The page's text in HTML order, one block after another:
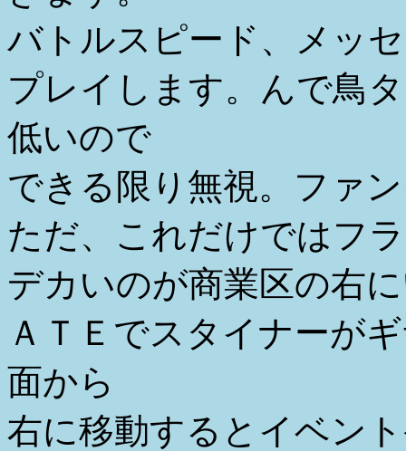
バトルスピード、メッ
プレイします。んで鳥
低いので
できる限り無視。ファ
ただ、これだけではフ
デカいのが商業区の右
ＡＴＥでスタイナーが
面から
右に移動するとイベン